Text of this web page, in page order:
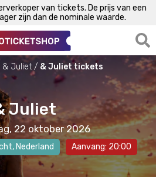
van tickets. De prijs van een
zijn dan de nominale waarde.
& Juliet & Juliet tickets
Juliet
22 oktober 2026
, Nederland Aanvang: 20:00